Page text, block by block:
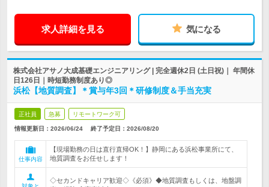
求人詳細を見る 気になる
株式会社アサノ大成基礎エンジニアリング | 完全週休2日 (土日祝)｜ 年間休
日126日｜時短勤務制度あり◎
浜松【地質調査】＊賞与年3回＊研修制度＆手当充実
正社員 急募 リモートワーク可
情報更新日：2026/06/24 終了予定日： 2026/08/20
仕事内容
【現場勤務の日は直行直帰OK！】静岡にある浜松事業所にて、
地質調査をお任せします！
◇セカンドキャリア歓迎◇《必須》◆地質調査もしくは、地盤調